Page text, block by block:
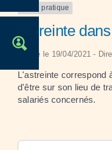
Fiche pratique
Astreinte
Vérifié le 19/04/2021 -
L'astreinte correspond
d'être sur son lieu de
salariés concernés.